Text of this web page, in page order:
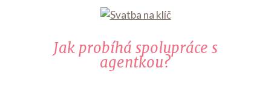
Jak probíhá spolupráce s
agentkou?